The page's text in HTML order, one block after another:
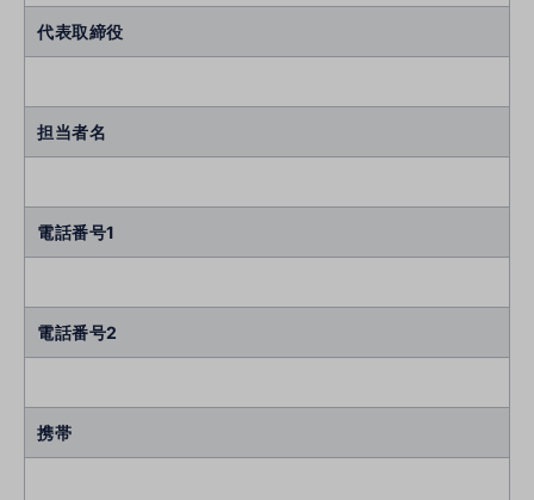
代表取締役
担当者名
電話番号1
電話番号2
携帯